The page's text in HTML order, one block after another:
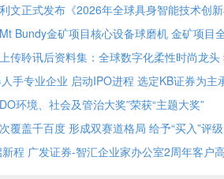
文正式发布《2026年全球具身智能技术创
Bundy金矿项目核心设备球磨机 金矿项目
传聆讯后资料集：全球数字化柔性时尚龙头
手专业企业 启动IPO进程 选定KB证券为主
环境、社会及管治大奖”荣获“主题大奖”
覆盖千百度 形成双赛道格局 给予“买入”评级
程 广发证券-智汇企业家办公室2周年客户